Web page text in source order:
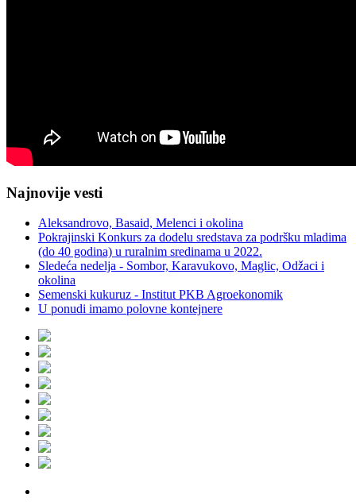
Najnovije vesti
Aleksandrovo, Basaid, Melenci i okolina
Pokrajinski Konkurs za dodelu sredstava za podršku mladima
(do 40 godina) u ruralnim sredinama u 2022.
Sledeća nedelja - Sombor, Karavukovo, Maglic, Odžaci i
okolina
Semenski kukuruz - Institut PKB Agroekonomik
U ponudi imamo polovne kontejnere